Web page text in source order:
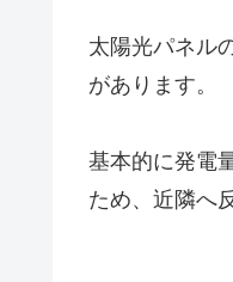
太陽光パネル
があります。
基本的に発電
ため、近隣へ